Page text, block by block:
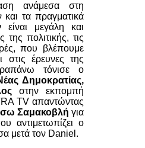
ανάμεσα στη
τα πραγματικά
μεγάλη και
της πολιτικής, τις
που βλέπουμε
στις έρευνες της
τόνισε ο
Δημοκρατίας,
στην εκπομπή
TV απαντώντας
Σαμακοβλή για
αντιμετωπίζει ο
μετά τον Daniel.